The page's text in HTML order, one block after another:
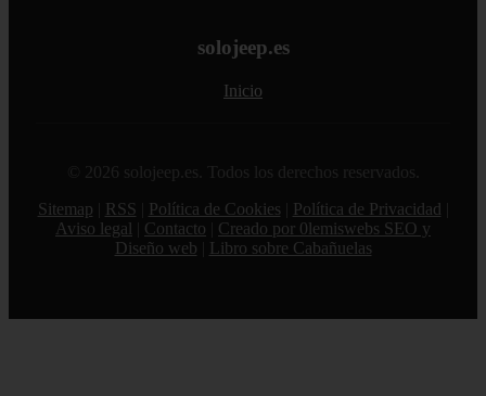
solojeep.es
Inicio
© 2026 solojeep.es. Todos los derechos reservados.
Sitemap
RSS Política de Cookies Política de Privacidad
Aviso legal
Contacto
Creado por 0lemiswebs SEO y
Diseño web
Libro sobre Cabañuelas